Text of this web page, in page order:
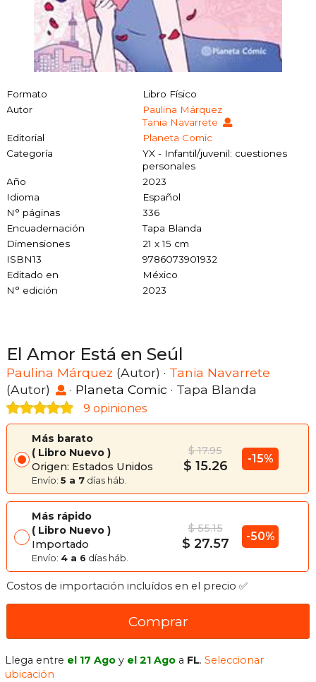
Formato
Libro Físico
Autor
Paulina Márquez
Tania Navarrete
Editorial
Planeta Comic
Categoría
YX - Infantil/juvenil: cuestiones
personales
Año
2023
Idioma
Español
N° páginas
336
Encuadernación
Tapa Blanda
Dimensiones
21 x 15 cm
ISBN13
9786073901932
Editado en
México
N° edición
2023
El Amor Está en Seúl
Paulina Márquez (Autor) · Tania Navarrete
(Autor)
· Planeta Comic · Tapa Blanda
9 opiniones
Más barato
Libro Nuevo
Origen: Estados Unidos
Envío: 5 a 7 días háb.
$ 17.95
$ 15.26 -15%
Más rápido
Libro Nuevo
Importado
Envío: 4 a 6 días háb.
$ 55.15
$ 27.57 -50%
Costos de importación incluídos en el precio ✅
Comprar
Llega entre el 17 Ago y el 21 Ago a FL.Seleccionar
ubicación